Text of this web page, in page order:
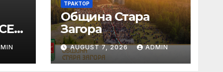
ТРАКТОР
Община Стара
Загора
AUGUST 7, 2026 ADMIN